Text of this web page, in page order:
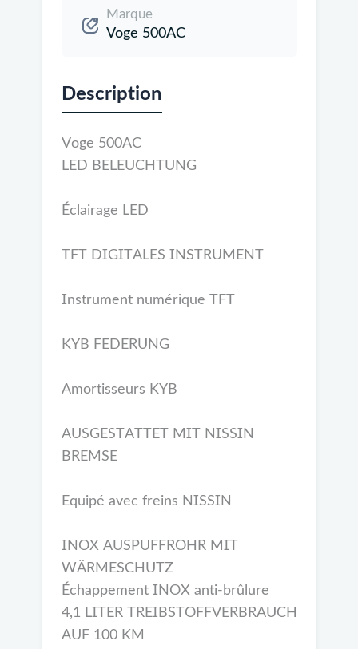
Marque
Voge 500AC
Description
Voge 500AC
LED BELEUCHTUNG
Éclairage LED
TFT DIGITALES INSTRUMENT
Instrument numérique TFT
KYB FEDERUNG
Amortisseurs KYB
AUSGESTATTET MIT NISSIN
BREMSE
Equipé avec freins NISSIN
INOX AUSPUFFROHR MIT
WÄRMESCHUTZ
Échappement INOX anti-brûlure
4,1 LITER TREIBSTOFFVERBRAUCH
AUF 100 KM